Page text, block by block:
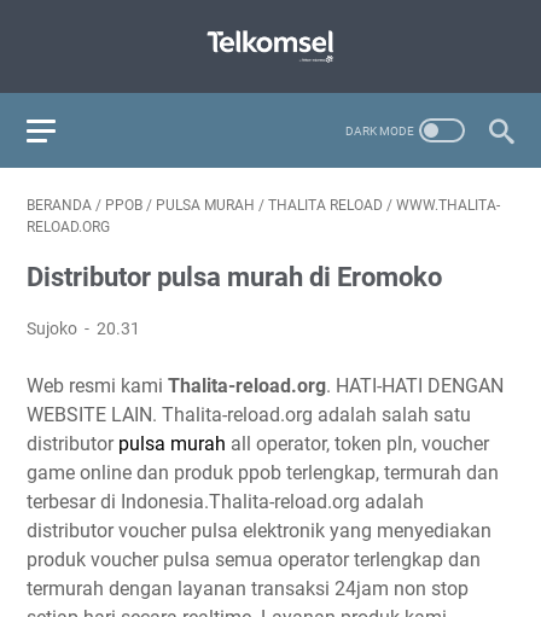
BERANDA / PPOB / PULSA MURAH / THALITA RELOAD / WWW.THALITA-
RELOAD.ORG
Distributor pulsa murah di Eromoko
Sujoko 20.31
Web resmi kami Thalita-reload.org. HATI-HATI DENGAN
WEBSITE LAIN. Thalita-reload.org adalah salah satu
distributor pulsa murah all operator, token pln, voucher
game online dan produk ppob terlengkap, termurah dan
terbesar di Indonesia.Thalita-reload.org adalah
distributor voucher pulsa elektronik yang menyediakan
produk voucher pulsa semua operator terlengkap dan
termurah dengan layanan transaksi 24jam non stop